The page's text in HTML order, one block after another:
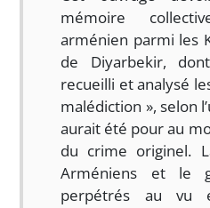
mémoire
arménien parmi les
de Diyarbekir,
recueilli et analysé
malédiction », selon
aurait été pour au
du crime originel.
Arméniens et le
perpétrés au